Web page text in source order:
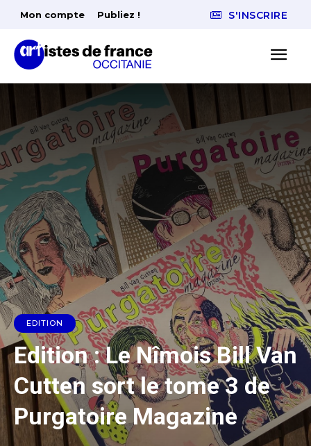
Mon compte Publiez ! S'INSCRIRE
EDITION
Edition : Le Nîmois Bill Van
Cutten sort le tome 3 de
Purgatoire Magazine